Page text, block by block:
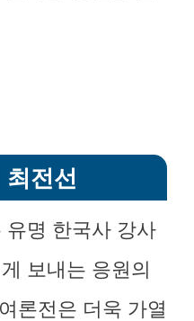
최전선
유명 한국사 강사
보내는 응원의
론전은 더욱 가열